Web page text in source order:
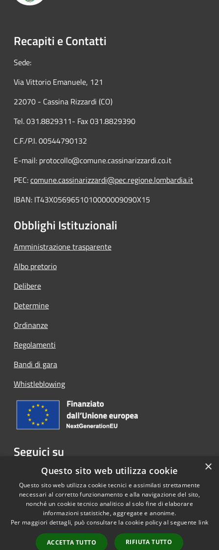
Recapiti e Contatti
Sede:
Via Vittorio Emanuele, 121
22070 - Cassina Rizzardi (CO)
Tel. 031.8829311- Fax 031.8829390
C.F./P.I. 00544790132
E-mail: protocollo@comune.cassinarizzardi.co.it
PEC:comune.cassinarizzardi@pec.regione.lombardia.it
IBAN: IT43X0569651010000009090X15
Obblighi Istituzionali
Amministrazione trasparente
Albo pretorio
Delibere
Determine
Ordinanze
Regolamenti
Bandi di gara
Whistleblowing
Seguici su
Facebook
Accessibilità
Copyright © 2026 • Comune di
Cassina Rizzardi • Powered by
Municipium•
Accesso
×
Questo sito web utilizza cookie
Questo sito web utilizza cookie tecnici e assimilati strettamente
necessari al corretto funzionamento e alla navigazione del sito,
nonché un cookie tecnico analitico al solo fine di elaborare
informazioni statistiche, aggregate e anonime.
Per maggiori dettagli, può consultare la cookie policy al seguente link
ACCETTA TUTTO RIFIUTA TUTTO